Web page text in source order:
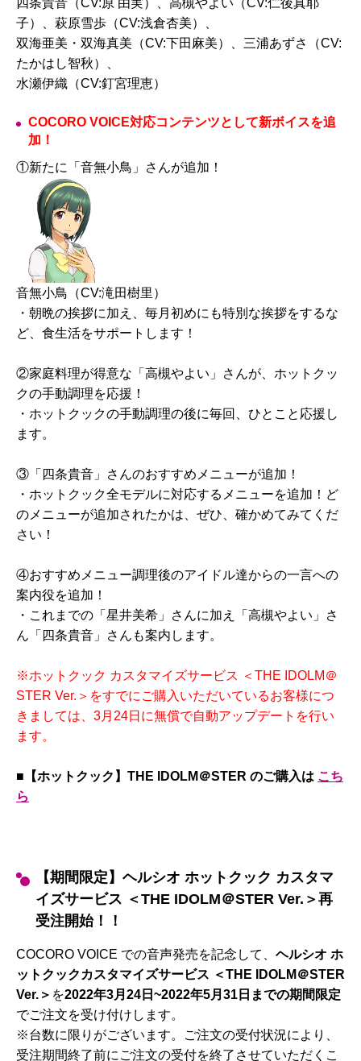
子）、萩原雪歩（CV:浅倉杏美）、
双海亜美・双海真美（CV:下田麻美）、三浦あずさ（CV:
たかはし智秋）、
水瀬伊織（CV:釘宮理恵）
COCORO VOICE対応コンテンツとして新ボイスを追
加！
①新たに「音無小鳥」さんが追加！
音無小鳥（CV:滝田樹里）
・朝晩の挨拶に加え、毎月初めにも特別な挨拶をするな
ど、食生活をサポートします！
②家庭料理が得意な「高槻やよい」さんが、ホットクッ
クの手動調理を応援！
・ホットクックの手動調理の後に毎回、ひとこと応援し
ます。
③「四条貴音」さんのおすすめメニューが追加！
・ホットクック全モデルに対応するメニューを追加！ど
のメニューが追加されたかは、ぜひ、確かめてみてくだ
さい！
④おすすめメニュー調理後のアイドル達からの一言への
案内役を追加！
・これまでの「星井美希」さんに加え「高槻やよい」さ
ん「四条貴音」さんも案内します。
※ホットクック カスタマイズサービス ＜THE IDOLM＠
STER Ver.＞をすでにご購入いただいているお客様につ
きましては、3月24日に無償で自動アップデートを行い
ます。
■【ホットクック】THE IDOLM＠STER のご購入は こち
ら
【期間限定】ヘルシオ ホットクック カスタマ
イズサービス ＜THE IDOLM＠STER Ver.＞再
受注開始！！
COCORO VOICE での音声発売を記念して、 ヘルシオ ホ
ットクックカスタマイズサービス ＜THE IDOLM＠STER
Ver.＞ を2022年3月24日~2022年5月31日までの期間限定
でご注文を受け付けします。
※台数に限りがございます。ご注文の受付状況により、
受注期間終了前にご注文の受付を終了させていただくこ